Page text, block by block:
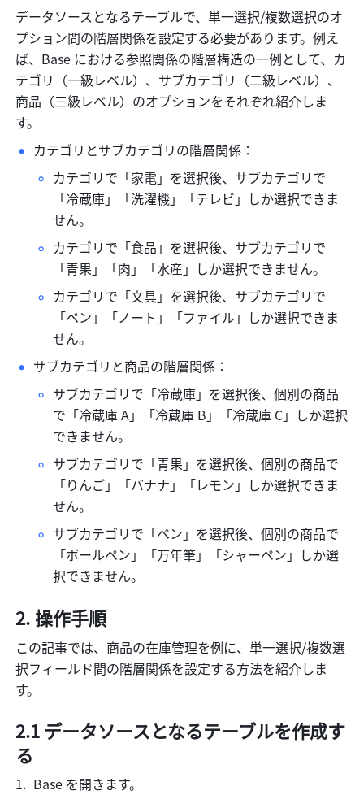
データソースとなるテーブルで、単一選択/複数選択のオ
プション間の階層関係を設定する必要があります。例え
ば、Base における参照関係の階層構造の一例として、カ
テゴリ（一級レベル）、サブカテゴリ（二級レベル）、
商品（三級レベル）のオプションをそれぞれ紹介しま
す。
カテゴリとサブカテゴリの階層関係：
カテゴリで「家電」を選択後、サブカテゴリで
「冷蔵庫」「洗濯機」「テレビ」しか選択できま
せん。
カテゴリで「食品」を選択後、サブカテゴリで
「青果」「肉」「水産」しか選択できません。
カテゴリで「文具」を選択後、サブカテゴリで
「ペン」「ノート」「ファイル」しか選択できま
せん。
サブカテゴリと商品の階層関係：
サブカテゴリで「冷蔵庫」を選択後、個別の商品
で「冷蔵庫 A」「冷蔵庫 B」「冷蔵庫 C」しか選択
できません。
サブカテゴリで「青果」を選択後、個別の商品で
「りんご」「バナナ」「レモン」しか選択できま
せん。
サブカテゴリで「ペン」を選択後、個別の商品で
「ボールペン」「万年筆」「シャーペン」しか選
択できません。
操作手順
この記事では、商品の在庫管理を例に、単一選択/複数選
択フィールド間の階層関係を設定する方法を紹介しま
す。
2.1 データソースとなるテーブルを作成す
る
Base を開きます。